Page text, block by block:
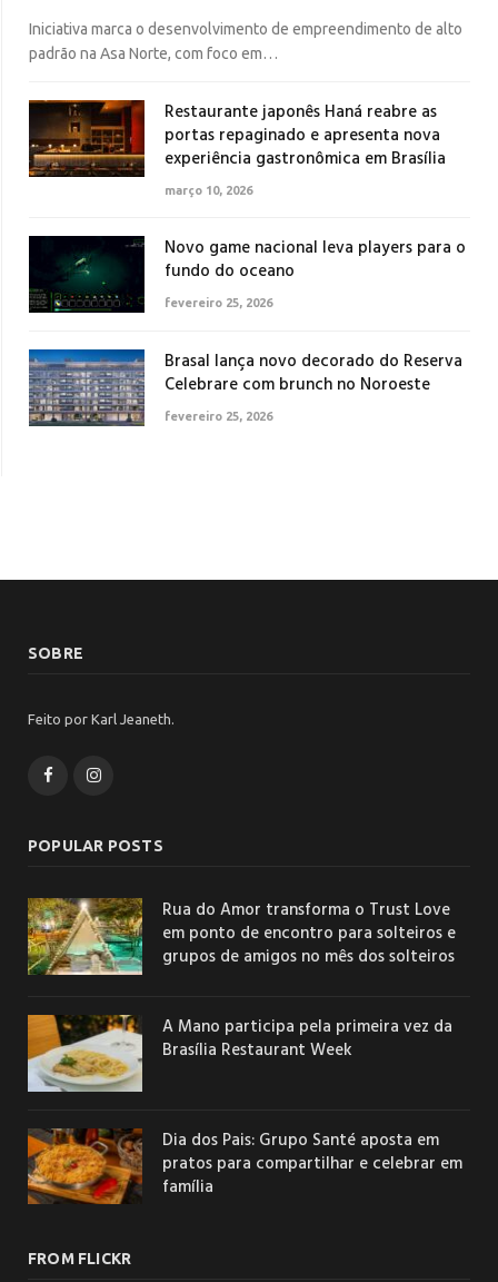
Iniciativa marca o desenvolvimento de empreendimento de alto
padrão na Asa Norte, com foco em…
Restaurante japonês Haná reabre as
portas repaginado e apresenta nova
experiência gastronômica em Brasília
março 10, 2026
Novo game nacional leva players para o
fundo do oceano
fevereiro 25, 2026
Brasal lança novo decorado do Reserva
Celebrare com brunch no Noroeste
fevereiro 25, 2026
SOBRE
Feito por Karl Jeaneth.
FacebookInstagram
POPULAR POSTS
Rua do Amor transforma o Trust Love
em ponto de encontro para solteiros e
grupos de amigos no mês dos solteiros
A Mano participa pela primeira vez da
Brasília Restaurant Week
Dia dos Pais: Grupo Santé aposta em
pratos para compartilhar e celebrar em
família
FROM FLICKR